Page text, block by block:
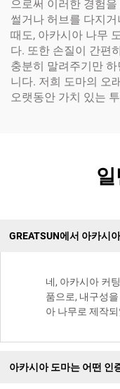
으로써 이러한 경험
썰거나 허브를 다지
때도, 아카시아 나무
다. 또한 손질이 간편
충분히 말려주기만
니다. 저희 도마의 오
오랫동안 가치 있는
GREATSUN에서 아카시
네, 아카시아 커
품으로, 내구성
아 나무로 제작
아카시아 도마는 어떤 인